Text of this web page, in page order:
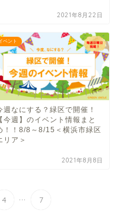
2021年8月22日
ベント
週なにする？緑区で開催！
【今週】のイベント情報まと
！！8/8～8/15＜横浜市緑区
リア＞
2021年8月8日
4 ... 7